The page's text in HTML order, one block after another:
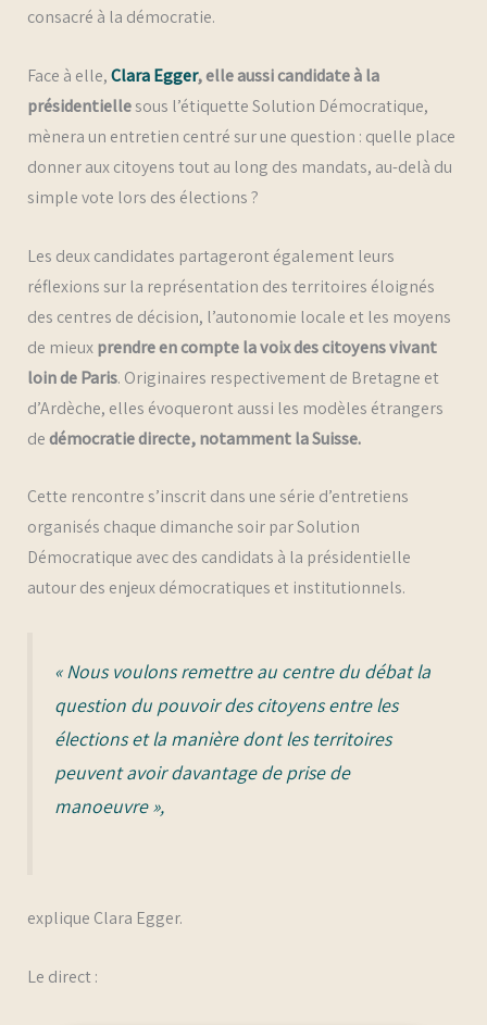
consacré à la démocratie.
Face à elle,Clara Egger, elle aussi candidate à la
présidentiellesous l’étiquette Solution Démocratique,
mènera un entretien centré sur une question : quelle place
donner aux citoyens tout au long des mandats, au-delà du
simple vote lors des élections ?
Les deux candidates partageront également leurs
réflexions sur la représentation des territoires éloignés
des centres de décision, l’autonomie locale et les moyens
de mieuxprendre en compte la voix des citoyens vivant
loin de Paris. Originaires respectivement de Bretagne et
d’Ardèche, elles évoqueront aussi les modèles étrangers
dedémocratie directe, notamment la Suisse.
Cette rencontre s’inscrit dans une série d’entretiens
organisés chaque dimanche soir par Solution
Démocratique avec des candidats à la présidentielle
autour des enjeux démocratiques et institutionnels.
« Nous voulons remettre au centre du débat la
question du pouvoir des citoyens entre les
élections et la manière dont les territoires
peuvent avoir davantage de prise de
manoeuvre »,
explique Clara Egger.
Le direct :